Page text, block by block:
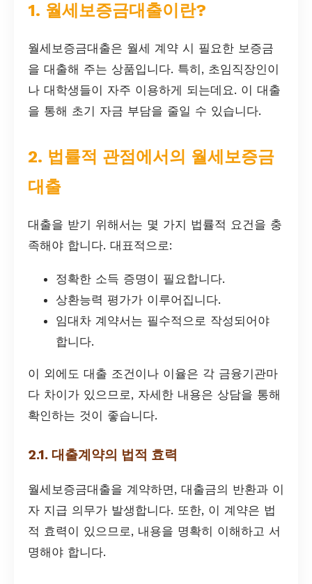
1. 월세보증금대출이란?
월세보증금대출은 월세 계약 시 필요한 보증금
을 대출해 주는 상품입니다. 특히, 초임직장인이
나 대학생들이 자주 이용하게 되는데요. 이 대출
을 통해 초기 자금 부담을 줄일 수 있습니다.
2. 법률적 관점에서의 월세보증금
대출
대출을 받기 위해서는 몇 가지 법률적 요건을 충
족해야 합니다. 대표적으로:
정확한 소득 증명이 필요합니다.
상환능력 평가가 이루어집니다.
임대차 계약서는 필수적으로 작성되어야
합니다.
이 외에도 대출 조건이나 이율은 각 금융기관마
다 차이가 있으므로, 자세한 내용은 상담을 통해
확인하는 것이 좋습니다.
2.1. 대출계약의 법적 효력
월세보증금대출을 계약하면, 대출금의 반환과 이
자 지급 의무가 발생합니다. 또한, 이 계약은 법
적 효력이 있으므로, 내용을 명확히 이해하고 서
명해야 합니다.